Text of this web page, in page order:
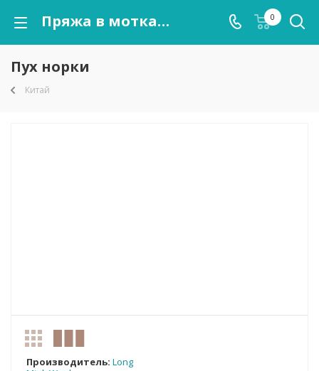
Пряжа в мотках Пух норки оптом от kutnor.ru 0
Пух норки
Китай
Производитель: Long